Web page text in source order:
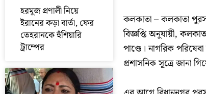
হরমুজ প্রণালী নিয়ে
ইরানের কড়া বার্তা, ফের
তেহরানকে হুঁশিয়ারি
ট্রাম্পের
কলকাতা – কলকাতা
বিজ্ঞপ্তি অনুযায়ী,
পাণ্ডে। নাগরিক
প্রশাসনিক সূত্রে জানা